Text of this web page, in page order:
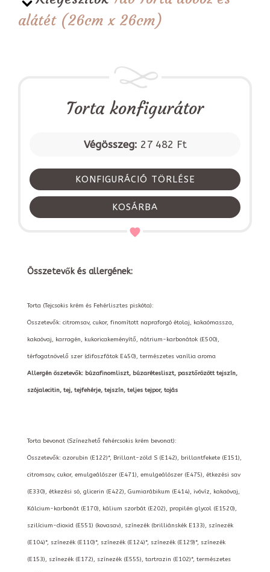
alátét (26cm x 26cm)
Torta konfigurátor
Végösszeg: 27 482 Ft
KONFIGURÁCIÓ TÖRLÉSE
KOSÁRBA
Összetevők és allergének:
Torta (Tejcsokis krém és Fehérlisztes piskóta):
Összetevők: citromsav, cukor, finomított napraforgó étolaj, kakaómassza,
kakaóvaj, karragén, kukoricakeményítő, nátrium-karbonátok (E500),
térfogatnövelő szer (difoszfátok E450), természetes vanília aroma
Allergén öszetevők: búzafinomliszt, búzarétesliszt, pasztőrözött tejszín,
szójalecitin, tej, tejfehérje, tejszín, teljes tejpor, tojás
Torta bevonat (Színezhető fehércsokis krém bevonat):
Összetevők: azorubin (E122)*, Brillant-zöld S (E142), brillantfekete (E151),
citromsav, cukor, emulgeálószer (E471), emulgeálószer (E475), étkezési sav
(E330), étkezési só, glicerin (E422), Gumiarábikum (E414), ivóvíz, kakaóvaj,
Kálcium-karbonát (E170), kálium szorbát (E202), propilén glycol (E1520),
szilícium-dioxid (E551) (kovasav), színezék (brilliánskék E133), színezék
(E104)*, színezék (E110)*, színezék (E124)*, színezék (E129)*, színezék
(E153), színezék (E172), színezék (E555), tartrazin (E102)*, természetes